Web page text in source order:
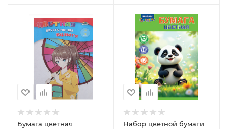
Бумага цветная
Набор цветной бумаги